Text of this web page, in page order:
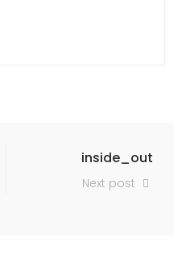
inside_out
Next post